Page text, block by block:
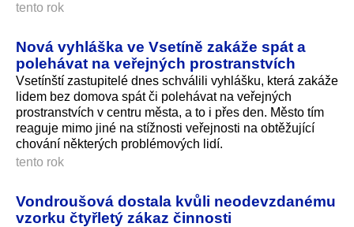
tento rok
Nová vyhláška ve Vsetíně zakáže spát a
polehávat na veřejných prostranstvích
Vsetínští zastupitelé dnes schválili vyhlášku, která zakáže
lidem bez domova spát či polehávat na veřejných
prostranstvích v centru města, a to i přes den. Město tím
reaguje mimo jiné na stížnosti veřejnosti na obtěžující
chování některých problémových lidí.
tento rok
Vondroušová dostala kvůli neodevzdanému
vzorku čtyřletý zákaz činnosti